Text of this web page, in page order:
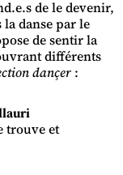
de le devenir,
danse par le
de sentir la
différents
dançer :
trouve et